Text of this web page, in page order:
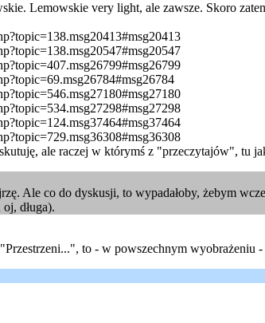
Lemowskie very light, ale zawsze. Skoro
ale raczej w którymś z "przeczytajów", tu
Ale co do dyskusji, to wypadałoby, żebym
długa).
to - w powszechnym